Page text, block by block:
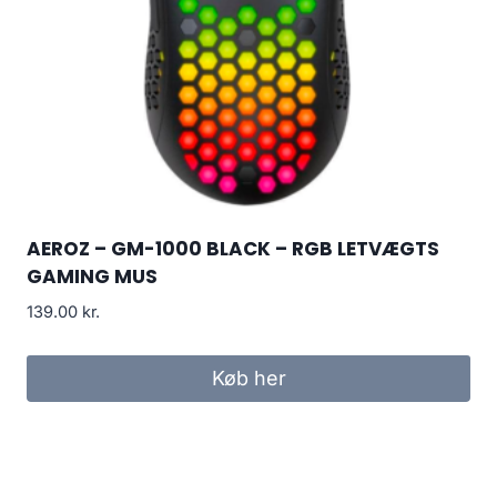
AEROZ – GM-1000 BLACK – RGB LETVÆGTS
GAMING MUS
139.00 kr.
Køb her